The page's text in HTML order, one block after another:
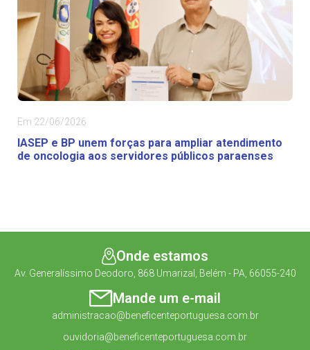
Em 22/06/2026
IASEP e BP unem forças para ampliar atendimento
de oncologia aos servidores públicos paraenses
Onde estamos
Av. Generalíssimo Deodoro, 868 Umarizal, Belém - PA, 66055-240
Mande um e-mail
administracao@beneficenteportuguesa.com.br
ouvidoria@beneficenteportuguesa.com.br